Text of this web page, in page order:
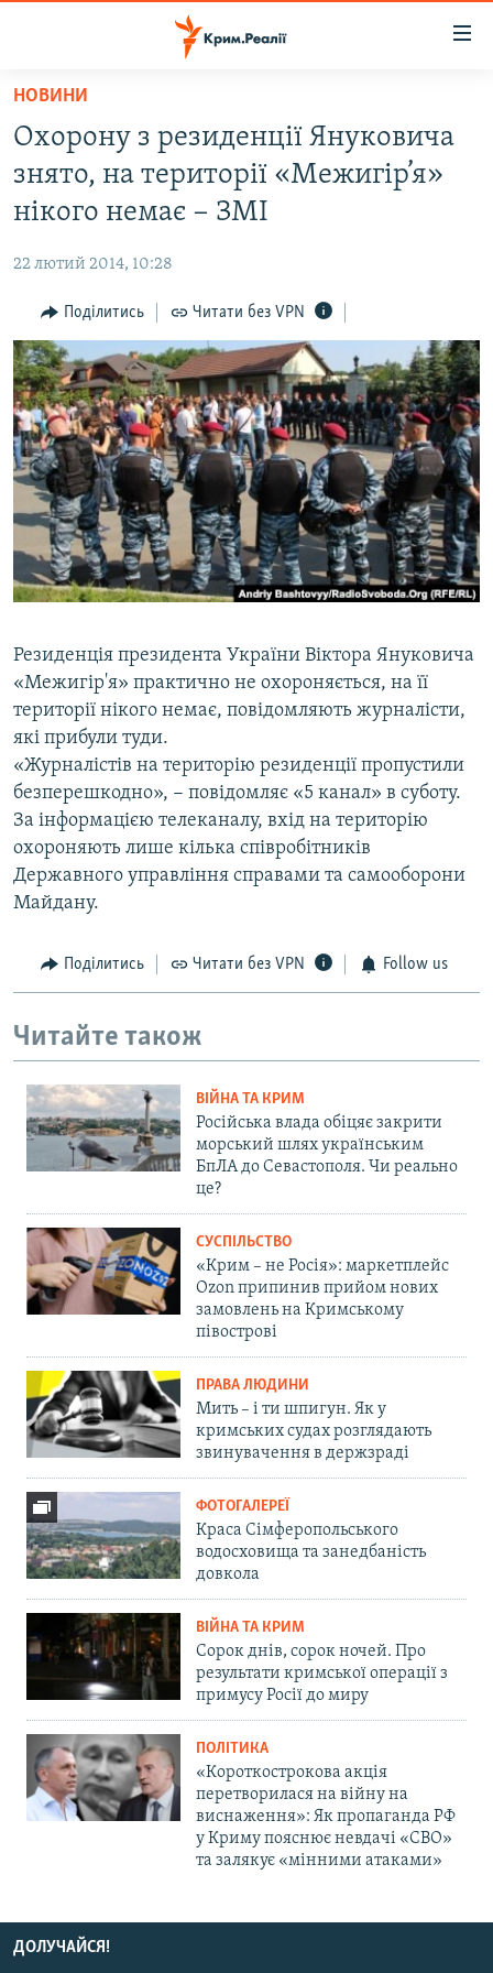
Перейти
основного
матеріалу
Перейти
до
основної
Перейти
до
пошуку
ВОДА.КРИМ
ВІДЕО ТА ФОТО
БЛОГИ
ПОГЛЯД
ІНТЕРВ'Ю
ВСЕ ЗА ДЕНЬ
СПЕЦПРОЕКТИ
ДЕПОРТАЦІЯ
ВІДЕОУРОКИ «ELIFBE»
СВІДЧЕННЯ ОКУПАЦІЇ
УКРАЇНСЬКА ПРОБЛЕМА КРИМУ
ЯК ОБІЙТИ БЛОКУВАННЯ
Русский
Qırımtatar
Усі сайти RFE/RL
НОВИНИ
Охорону з резиденції Януковича
знято, на території «Межигір’я»
нікого немає − ЗМІ
22 лютий 2014, 10:28
Поділитись Читати без VPN
Резиденція президента України Віктора Януковича
«Межигір'я» практично не охороняється, на її
території нікого немає, повідомляють журналісти,
які прибули туди.
«Журналістів на територію резиденції пропустили
безперешкодно», − повідомляє «5 канал» в суботу.
За інформацією телеканалу, вхід на територію
охороняють лише кілька співробітників
Державного управління справами та самооборони
Майдану.
Поділитись Читати без VPN Follow us
Читайте також
ВІЙНА ТА КРИМ
Російська влада обіцяє закрити
морський шлях українським
БпЛА до Севастополя. Чи реально
це?
СУСПІЛЬСТВО
«Крим – не Росія»: маркетплейс
Ozon припинив прийом нових
замовлень на Кримському
півострові
ПРАВА ЛЮДИНИ
Мить – і ти шпигун. Як у
кримських судах розглядають
звинувачення в держзраді
ФОТОГАЛЕРЕЇ
Краса Сімферопольського
водосховища та занедбаність
довкола
ВІЙНА ТА КРИМ
Сорок днів, сорок ночей. Про
результати кримської операції з
примусу Росії до миру
ПОЛІТИКА
«Короткострокова акція
перетворилася на війну на
виснаження»: Як пропаганда РФ
у Криму пояснює невдачі «СВО»
та залякує «мінними атаками»
ДОЛУЧАЙСЯ!